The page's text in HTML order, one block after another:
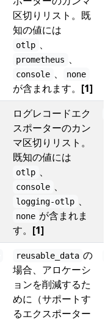
区切りリスト。既
知の値には
otlp 、
prometheus 、
console 、 none
が含まれます。 [1]
ログレコードエク
スポーターのカン
マ区切りリスト。
既知の値には
otlp 、
console 、
logging-otlp 、
none が含まれま
す。 [1]
reusable_data の
場合、アロケーシ
ョンを削減するた
めに（サポートす
るエクスポーター